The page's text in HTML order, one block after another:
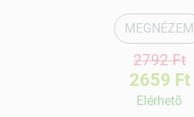
MEGNÉZEM
2792 Ft
2659 Ft
Elérhetõ